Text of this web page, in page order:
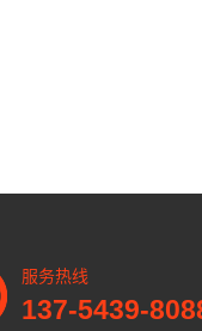
服务热线
137-5439-